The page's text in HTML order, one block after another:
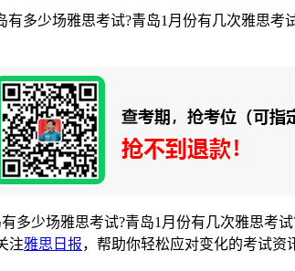
有多少场雅思考试?青岛1月份有几次雅思
多少场雅思考试?青岛1月份有几次雅思考
注雅思日报，帮助你轻松应对变化的考试资